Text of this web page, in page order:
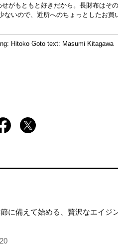
がもともと好きだから。長財布はそ
ないので、近所へのちょっとしたお買
Hitoko Goto text: Masumi Kitagawa
に備えて始める、贅沢なエイジ